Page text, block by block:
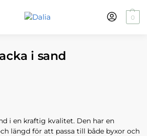
0
i sand
i en kraftig kvalitet. Den har en
längd för att passa till både byxor och